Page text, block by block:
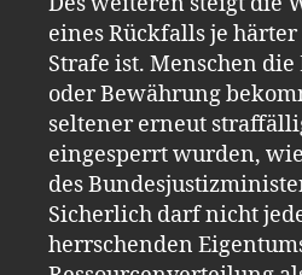
eines Rückfalls je
Strafe ist. Menschen
oder Bewährung
seltener erneut
eingesperrt wurden,
des
Sicherlich darf nicht
herrschenden